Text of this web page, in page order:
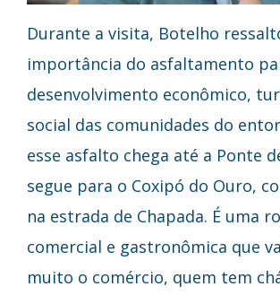
Durante a visita, Botelho
importância do asfaltamento
desenvolvimento econômico,
social das comunidades do
esse asfalto chega até a Ponte
segue para o Coxipó do Ouro,
na estrada de Chapada. É uma
comercial e gastronômica que
muito o comércio, quem tem